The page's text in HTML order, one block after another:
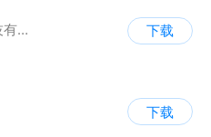
海南心动好物科技有限公司
下载
下载